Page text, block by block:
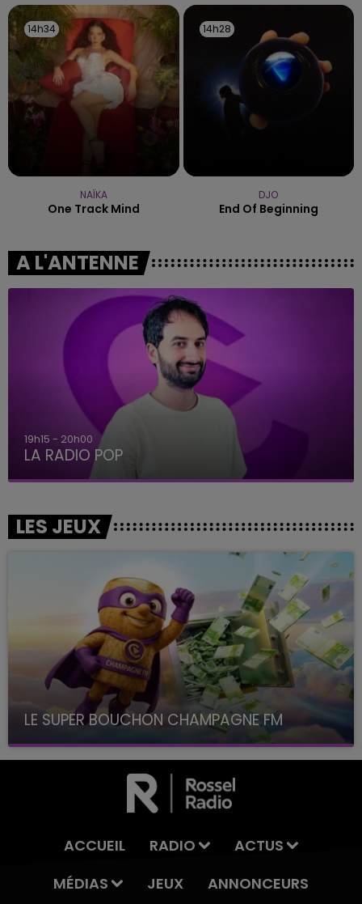
14h34
14h34
NAÏKA
One Track Mind
14h28
14h28
DJO
End Of Beginning
A L'ANTENNE
19h15 - 20h00
LA RADIO POP
LES JEUX
LE SUPER BOUCHON CHAMPAGNE FM
avec La Famille Champagne FM, à 8H10
ACCUEIL RADIO
ACTUS
MÉDIAS
JEUX ANNONCEURS